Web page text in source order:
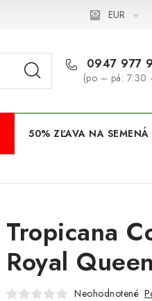
Veľkoobchod
EUR
0947 977
(po – pá: 7:30
50% ZĽAVA NA SEMENÁ
Tropicana
Royal Queen
Neohodnotené